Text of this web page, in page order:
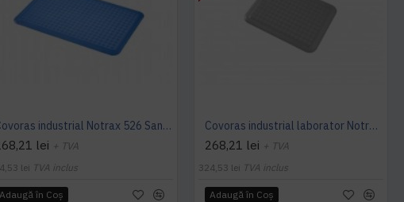
Covoras industrial Notrax 526 Sani-FlexTM
lei + TVA
lei TVA inclus
Adaugă în Coş
Covoras industrial laborator Notrax 526G Sani-FlexTM
268,21 lei + TVA
324,53 lei TVA inclus
Adaugă în Coş